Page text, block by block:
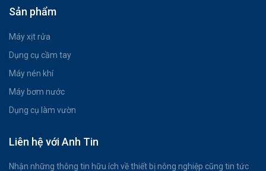
Sản phẩm
Máy xịt rửa
Dụng cụ cầm tay
Máy nén khí
Máy bơm nước
Dụng cụ làm vườn
Liên hệ với Anh Tin
Nhận những thông tin hữu ích về thiết bị nông nghiệp cũng tin tức